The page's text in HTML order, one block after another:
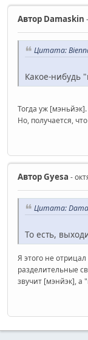
Автор Damaskin
Цитата:
Какое-нибудь
Тогда уж
Но, получается,
АвторGyesa -
Цитата:
То есть,
Я этого не отрицал
разделительные
звучит [мэнйэк], а